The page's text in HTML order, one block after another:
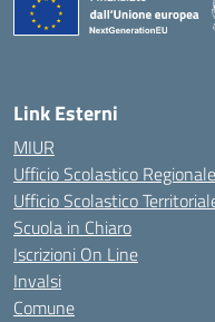
Link Esterni
MIUR
Ufficio Scolastico Regionale
Ufficio Scolastico
Scuola in Chiaro
Iscrizioni On Line
Invalsi
Comune